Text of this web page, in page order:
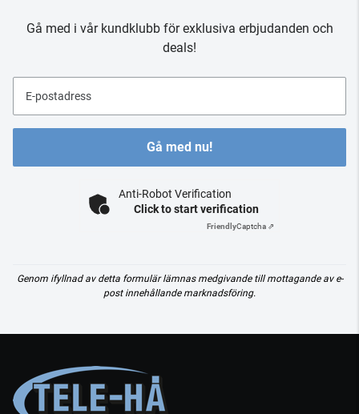
Gå med i vår kundklubb för exklusiva erbjudanden och
deals!
E-postadress
Gå med nu!
Anti-Robot Verification
Click to start verification
FriendlyCaptcha ⇗
Genom ifyllnad av detta formulär lämnas medgivande till mottagande av e-
post innehållande marknadsföring.